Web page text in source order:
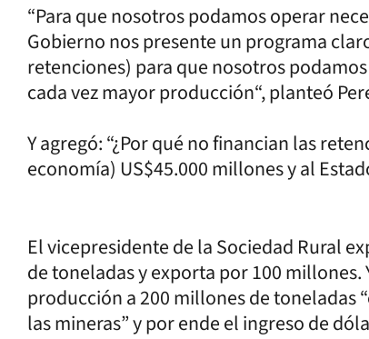
“Para que nosotros podamos operar
Gobierno nos presente un programa
retenciones) para que nosotros
cada vez mayor producción“, planteó
Y agregó: “¿Por qué no financian las
economía) US$45.000 millones y al
El vicepresidente de la Sociedad Rural
de toneladas y exporta por 100
producción a 200 millones de toneladas
las mineras” y por ende el ingreso de